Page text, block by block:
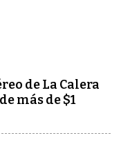
de La Calera
más de $1